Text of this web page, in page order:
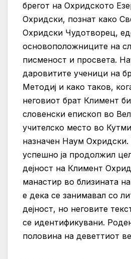
брегот на Охридското
Охридски, познат како
Охридски Чудотворец,
основоположниците на
писменост и просвета.
даровитите ученици на
Методиј и како таков,
неговиот брат Климент
словенски епископ во
учителско место во
назначен Наум
успешно ја продолжил
дејност на Климент
манастир во близината
е дека се занимавал со
дејност, но неговите
се идентификувани.
половина на деветтиот